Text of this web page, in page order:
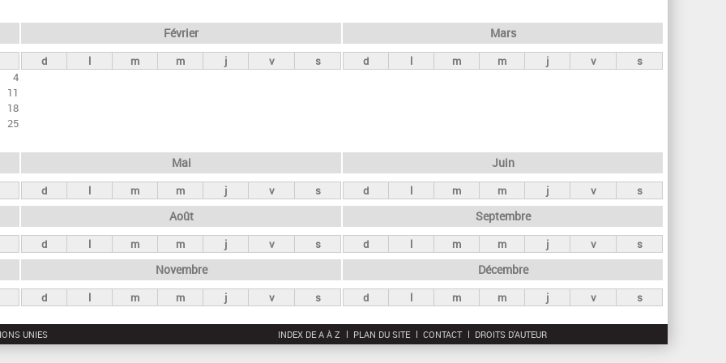
r
c
4
11
18
25
Février
d l m m j v s
Mars
d l m m j v s
Mai
d l m m j v s
Juin
d l m m j v s
Août
d l m m j v s
Septembre
d l m m j v s
Novembre
d l m m j v s
Décembre
d l m m j v s
UNIES INDEX DE A À Z PLAN DU SITE CONTACT DROITS D'AUTEUR